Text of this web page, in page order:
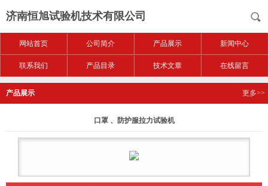
济南恒旭试验机技术有限公司
网站首页 公司简介 产品展示 新闻中心
联系我们 产品目录 技术文章 在线留言
产品展示 更多>>
口罩 、防护服拉力试验机